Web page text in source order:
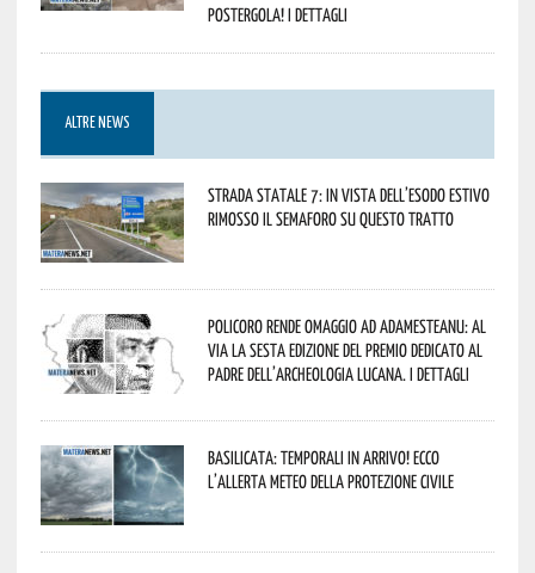
Postergola! I dettagli
ALTRE NEWS
Strada statale 7: in vista dell’esodo estivo
rimosso il semaforo su questo tratto
Policoro rende omaggio ad Adamesteanu: al
via la sesta edizione del Premio dedicato al
padre dell’archeologia lucana. I dettagli
Basilicata: temporali in arrivo! Ecco
l’allerta meteo della Protezione civile